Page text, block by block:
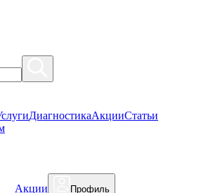
ДиагностикаАкцииСтатьи
Акции Профиль